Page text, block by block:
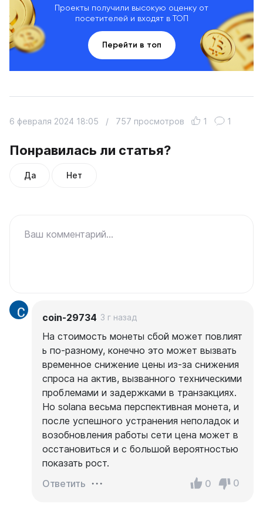
Проекты получили высокую оценку от
посетителей и входят в ТОП
Перейти в топ
Понравилась ли статья?
Да Нет
6 февраля 2024 18:05 / 757 просмотров 1 1
Ваш комментарий...
coin-29734 3 г назад
На стоимость монеты сбой может повлият
ь по-разному, конечно это может вызвать
временное снижение цены из-за снижения
спроса на актив, вызванного техническими
проблемами и задержками в транзакциях.
Но solana весьма перспективная монета, и
после успешного устранения неполадок и
возобновления работы сети цена может в
осстановиться и с большой вероятностью
показать рост.
Ответить
0 0